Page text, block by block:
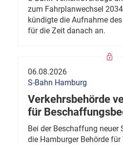
zum Fahrplanwechsel
kündigte die Aufnahme
für die Zeit danach an.
06.08.2026
S-Bahn Hamburg
Verkehrsbehörde
für
Bei der Beschaffung neuer
die Hamburger Behörde für